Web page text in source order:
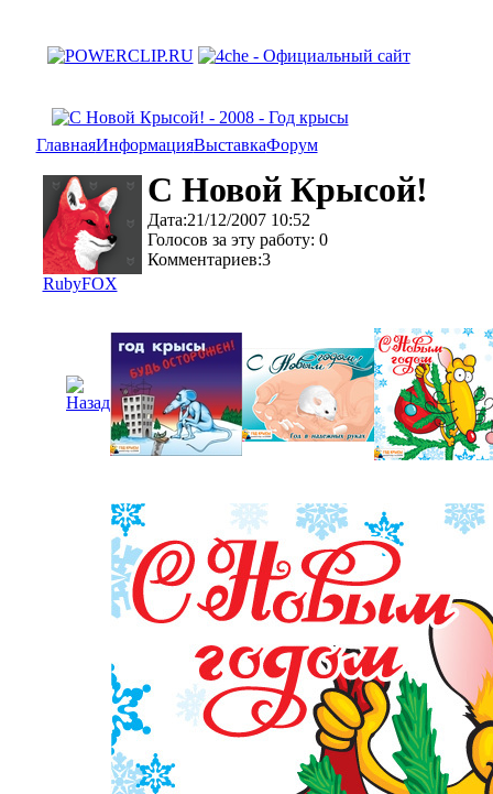
ГлавнаяИнформацияВыставкаФорум
RubyFOX
С Новой Крысой!
Дата:21/12/2007 10:52
Голосов за эту работу: 0
Комментариев:3